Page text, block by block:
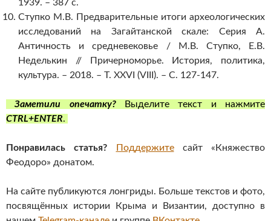
1939. – 387 с.
Ступко М.В. Предварительные итоги археологических
исследований на Загайтанской скале: Серия А.
Античность и средневековье / М.В. Ступко, Е.В.
Неделькин // Причерноморье. История, политика,
культура. – 2018. – Т. XXVI (VIII). – С. 127-147.
Заметили опечатку?Выделите текст и нажмите
CTRL+ENTER.
Понравилась статья? Поддержитесайт «Княжество
Феодоро» донатом.
На сайте публикуются лонгриды. Больше текстов и фото,
посвящённых истории Крыма и Византии, доступно в